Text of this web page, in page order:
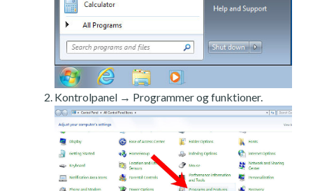
Kontrolpanel → Programmer og funktioner.